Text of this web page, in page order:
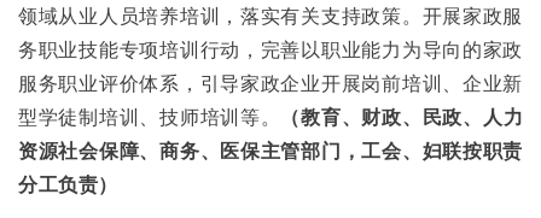
领域从业人员培养培训，落实有关支持政策。开展家政服
务职业技能专项培训行动，完善以职业能力为导向的家政
服务职业评价体系，引导家政企业开展岗前培训、企业新
型学徒制培训、技师培训等。
（教育、财政、民政、人力
资源社会保障、商务、医保主管部门，工会、妇联按职责
分工负责）